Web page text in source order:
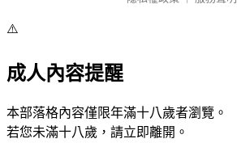
⚠️
成人內容提醒
本部落格內容僅限年滿十八歲者瀏覽。
若您未滿十八歲，請立即離開。